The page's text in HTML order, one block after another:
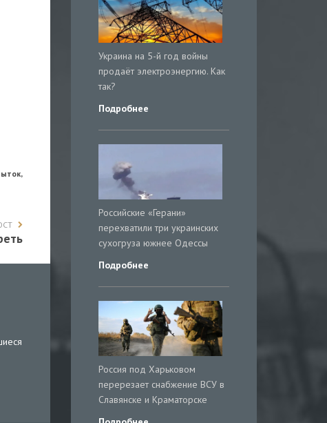
Украина на 5-й год войны
продаёт электроэнергию. Как
так?
Подробнее
Российские «Герани»
перехватили три украинских
сухогруза южнее Одессы
Подробнее
Россия под Харьковом
перерезает снабжение ВСУ в
Славянске и Краматорске